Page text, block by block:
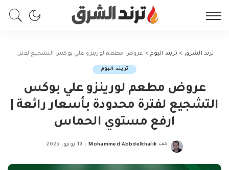
ترند الشرق > تريند اليوم> عروض مطعم لورينزو علي بوكس التشجيع لفترة محدودة بأسعار رائعة | ارفع مستوي الحماس
تريند اليوم
عروض مطعم لورينزو علي بوكس
التشجيع لفترة محدودة بأسعار رائعة |
ارفع مستوي الحماس
Posted
كتب Mohammed Abbdelkhalik 19 يونيو، 2025